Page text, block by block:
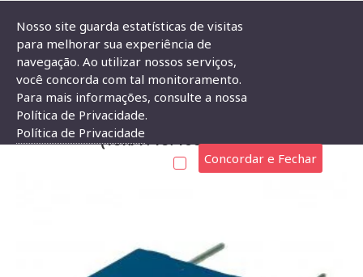
Capacitor Poliester Epcos 1uF X 400V (1ukpF/1u/105) B32522
CAPACITOR POLIESTER EPCOS 1UF X 400V
(1UKPF/1U/105) B32522
Nosso site guarda estatísticas de visitas
para melhorar sua experiência de
navegação. Ao utilizar nossos serviços,
você concorda com tal monitoramento.
Para mais informações, consulte a nossa
Política de Privacidade.
Política de Privacidade
Concordar e Fechar